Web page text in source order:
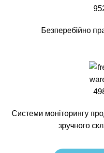
Безперебійно
Системи моніторингу
зручного